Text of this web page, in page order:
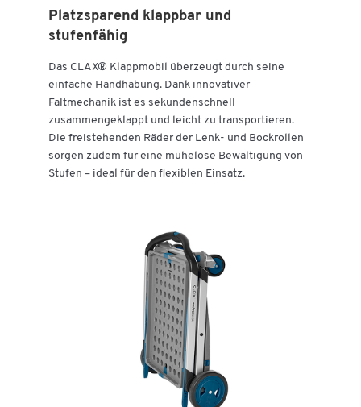
Platzsparend klappbar und
stufenfähig
Das CLAX® Klappmobil überzeugt durch seine
einfache Handhabung. Dank innovativer
Faltmechanik ist es sekundenschnell
zusammengeklappt und leicht zu transportieren.
Die freistehenden Räder der Lenk- und Bockrollen
sorgen zudem für eine mühelose Bewältigung von
Stufen – ideal für den flexiblen Einsatz.
Zum Zoomen doppeltippen